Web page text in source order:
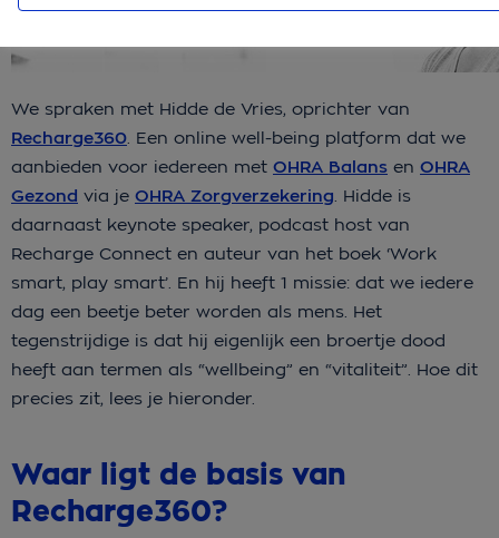
We spraken met Hidde de Vries, oprichter van
Recharge360. Een online well-being platform dat we
aanbieden voor iedereen met OHRA Balans en OHRA
Gezond via je OHRA Zorgverzekering. Hidde is
daarnaast keynote speaker, podcast host van
Recharge Connect en auteur van het boek ‘Work
smart, play smart’. En hij heeft 1 missie: dat we iedere
dag een beetje beter worden als mens. Het
tegenstrijdige is dat hij eigenlijk een broertje dood
heeft aan termen als “wellbeing” en “vitaliteit”. Hoe dit
precies zit, lees je hieronder.
Waar ligt de basis van
Recharge360?